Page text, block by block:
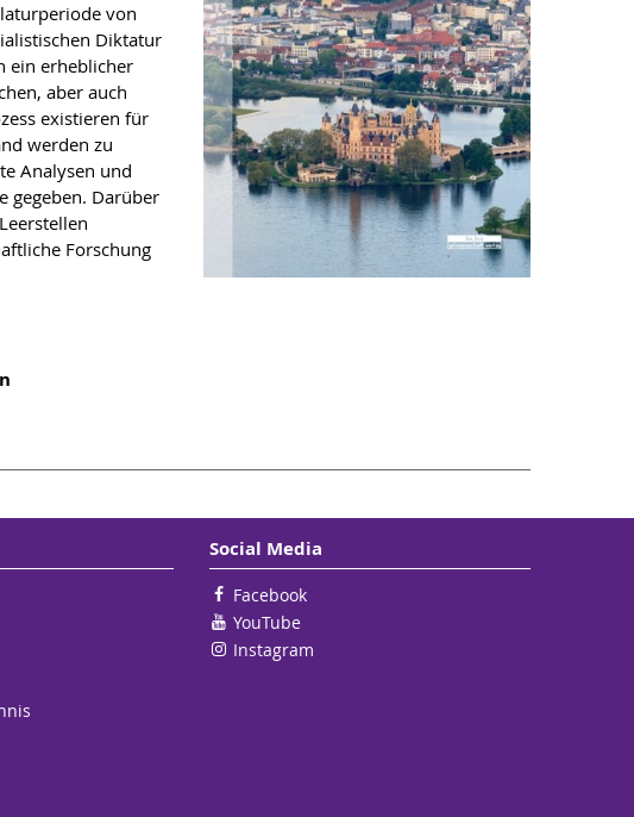
von
Diktatur
ein erheblicher
aber auch
existieren für
werden zu
Analysen und
gegeben. Darüber
Forschung
Social Media
Facebook
YouTube
Instagram